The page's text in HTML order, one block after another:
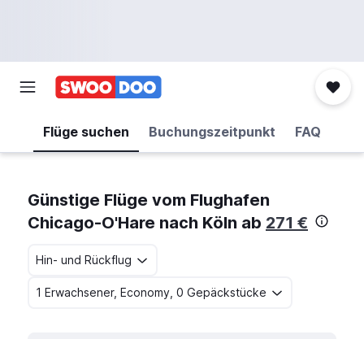
Flüge suchen Buchungszeitpunkt FAQ
Günstige Flüge vom Flughafen
Chicago-O'Hare nach Köln ab 271 €
Hin- und Rückflug
1 Erwachsener, Economy, 0 Gepäckstücke